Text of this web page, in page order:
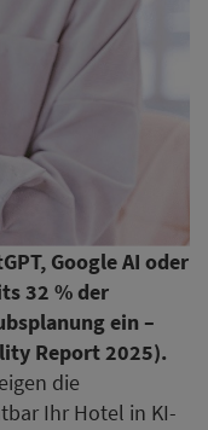
Google AI oder
32 % der
ein –
Report 2025).
die
Ihr Hotel in KI-